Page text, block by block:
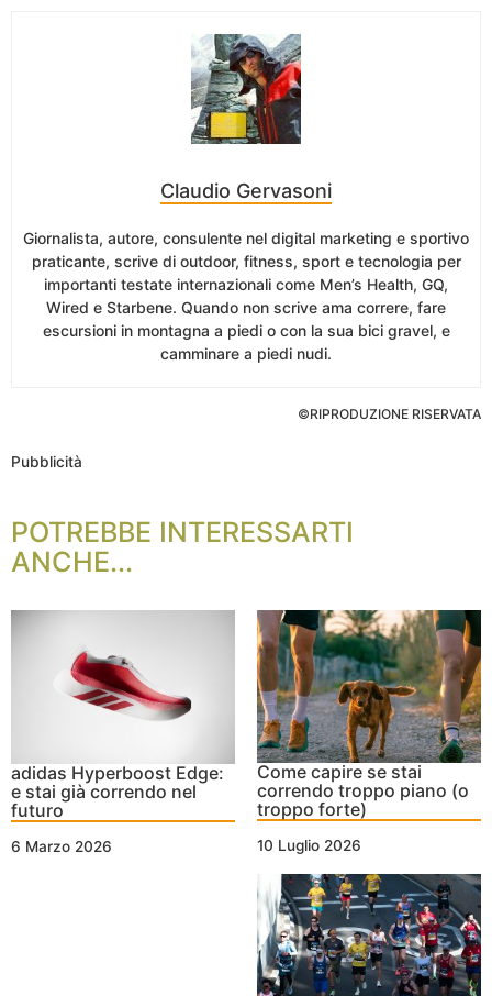
Claudio Gervasoni
Giornalista, autore, consulente nel digital marketing e sportivo
praticante, scrive di outdoor, fitness, sport e tecnologia per
importanti testate internazionali come Men’s Health, GQ,
Wired e Starbene. Quando non scrive ama correre, fare
escursioni in montagna a piedi o con la sua bici gravel, e
camminare a piedi nudi.
©RIPRODUZIONE RISERVATA
Pubblicità
POTREBBE INTERESSARTI
ANCHE...
adidas Hyperboost Edge:
e stai già correndo nel
futuro
6 Marzo 2026
Come capire se stai
correndo troppo piano (o
troppo forte)
10 Luglio 2026